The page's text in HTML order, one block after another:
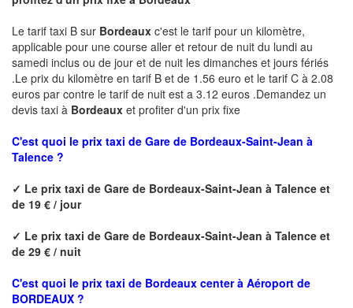
Le tarif taxi B sur Bordeaux c'est le tarif pour un kilomètre,
applicable pour une course aller et retour de nuit du lundi au
samedi inclus ou de jour et de nuit les dimanches et jours fériés
.Le prix du kilomètre en tarif B et de 1.56 euro et le tarif C à 2.08
euros par contre le tarif de nuit est a 3.12 euros .Demandez un
devis taxi à Bordeaux et profiter d'un prix fixe
C'est quoi le prix taxi de Gare de Bordeaux-Saint-Jean à
Talence ?
✓ Le prix taxi de Gare de Bordeaux-Saint-Jean à Talence et
de 19 € / jour
✓ Le prix taxi de Gare de Bordeaux-Saint-Jean à Talence et
de 29 € / nuit
C'est quoi le prix taxi de Bordeaux center à Aéroport de
BORDEAUX ?